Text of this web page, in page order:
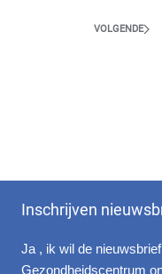
VOLGENDE
Inschrijven
Ja , ik wil de
Gezondheidscentrum